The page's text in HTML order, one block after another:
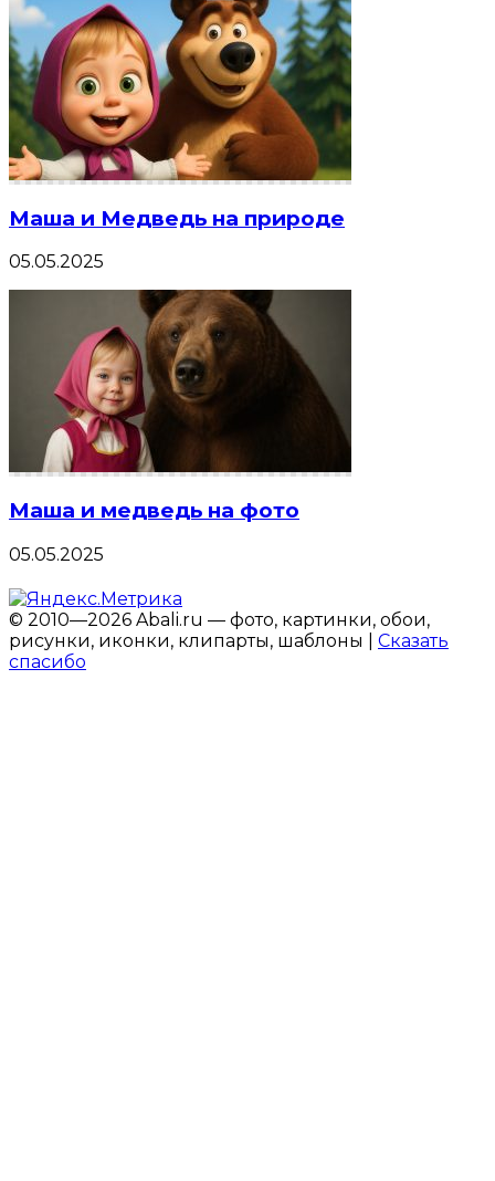
Маша и Медведь на природе
05.05.2025
Маша и медведь на фото
05.05.2025
© 2010—2026 Abali.ru — фото, картинки, обои,
рисунки, иконки, клипарты, шаблоны | Сказать
спасибо